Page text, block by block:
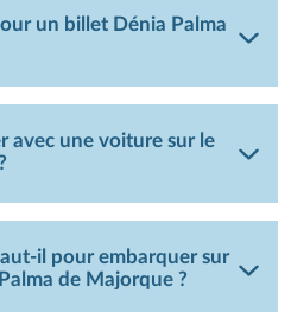
un billet Dénia Palma
avec une voiture sur le
il pour embarquer sur
de Majorque ?